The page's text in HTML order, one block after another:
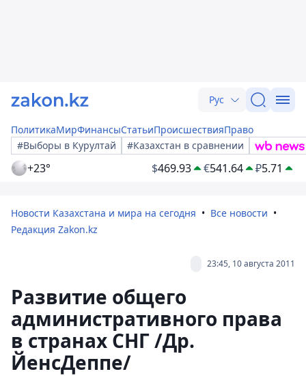
Рус
ПолитикаМирФинансыСтатьиПроисшествияПраво
#Выборы в Курултай
#Казахстан в сравнении
+23° $469.93 €541.64 ₽5.71
Новости Казахстана и мира на сегодня
Все новости
Редакция Zakon.kz
23:45, 10 августа 2011
Развитие общего
административного права
в странах СНГ /Др.
ЙенсДеппе/